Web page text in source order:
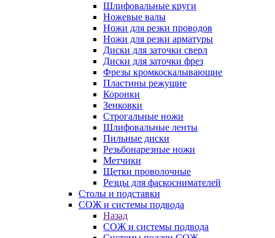
Шлифовальные круги
Ножевые валы
Ножи для резки проводов
Ножи для резки арматуры
Диски для заточки сверл
Диски для заточки фрез
Фрезы кромкоскалывающие
Пластины режущие
Коронки
Зенковки
Строгальные ножи
Шлифовальные ленты
Пильные диски
Резьбонарезные ножи
Метчики
Щетки проволочные
Резцы для фаскоснимателей
Столы и подставки
СОЖ и системы подвода
Назад
СОЖ и системы подвода